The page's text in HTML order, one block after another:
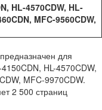
HL-4570CDW, HL-
MFC-9560CDW,
для
HL-4570CDW,
MFC-9970CDW.
2 500 страниц